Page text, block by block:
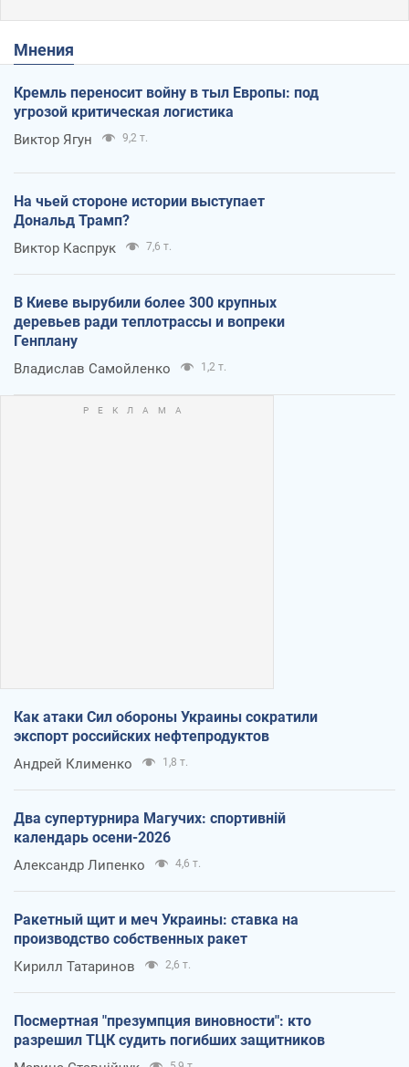
Мнения
Кремль переносит войну в тыл Европы: под
угрозой критическая логистика
Виктор Ягун 9,2 т.
На чьей стороне истории выступает
Дональд Трамп?
Виктор Каспрук 7,6 т.
В Киеве вырубили более 300 крупных
деревьев ради теплотрассы и вопреки
Генплану
Владислав Самойленко 1,2 т.
Как атаки Сил обороны Украины сократили
экспорт российских нефтепродуктов
Андрей Клименко 1,8 т.
Два супертурнира Магучих: спортивній
календарь осени-2026
Александр Липенко 4,6 т.
Ракетный щит и меч Украины: ставка на
производство собственных ракет
Кирилл Татаринов 2,6 т.
Посмертная "презумпция виновности": кто
разрешил ТЦК судить погибших защитников